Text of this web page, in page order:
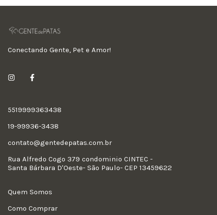
Conectando Gente, Pet e Amor!
5519999363438
19-99936-3438
contato@gentedepatas.com.br
Rua Alfredo Cogo 379 condominio CINTEC -
Santa Bárbara D'Oeste- São Paulo- CEP 13459622
Quem Somos
Como Comprar